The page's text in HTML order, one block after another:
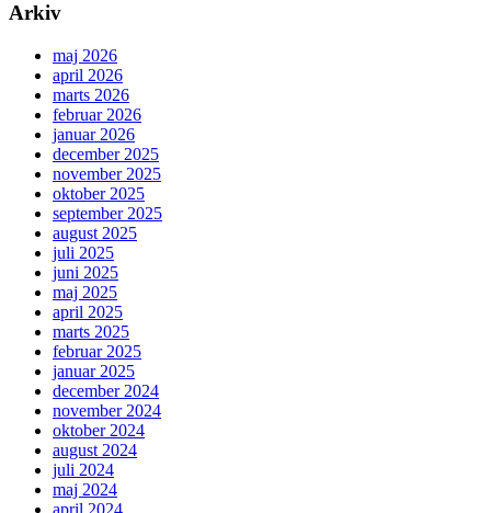
Arkiv
maj 2026
april 2026
marts 2026
februar 2026
januar 2026
december 2025
november 2025
oktober 2025
september 2025
august 2025
juli 2025
juni 2025
maj 2025
april 2025
marts 2025
februar 2025
januar 2025
december 2024
november 2024
oktober 2024
august 2024
juli 2024
maj 2024
april 2024